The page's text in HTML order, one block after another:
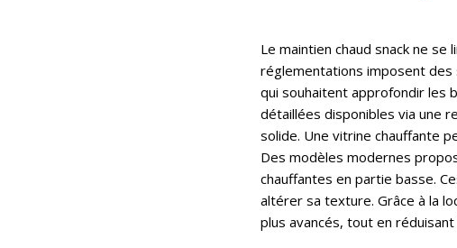
Le maintien chaud snack ne
réglementations imposent des
qui souhaitent approfondir les
détaillées disponibles via une
solide. Une vitrine chauffante
Des modèles modernes
chauffantes en partie basse.
altérer sa texture. Grâce à la
plus avancés, tout en